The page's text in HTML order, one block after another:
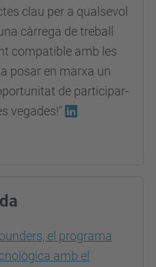
clau per a qualsevol
càrrega de treball
compatible amb les
posar en marxa un
de participar-
vegades!"
el programa
amb el